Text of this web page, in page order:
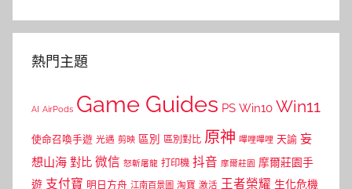
熱門主題
AI AirPods Game Guides PS Win10 Win11
使命召喚手遊 光遇 剪映 區別 區別對比 原神 嗶哩嗶哩 天諭 妄
想山海 對比 微信 怒斬屠龍 打印機 抖音 摩爾莊園 摩爾莊園手
遊 支付寶 明日方舟 江南百景圖 淘寶 激活 王者榮耀 生化危機